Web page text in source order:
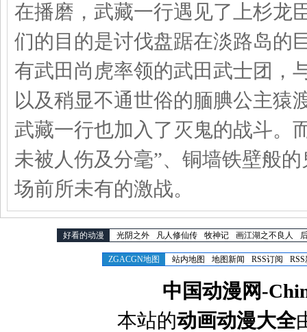
在播磨，武藏一行遇见了上杉
们的目的是讨伐盘踞在淡路岛的
有武田尚虎率领的武田武士团，
以及稍显不通世俗的腼腆公主猿
武藏一行也加入了灭鬼的战斗。
未被人伤及分毫”、铜墙铁壁般
场前所未有的激战。
好看的动漫 光阴之外 凡人修仙传 牧神记 画江湖之不良人
ZGACGN地图 站内地图 地图新闻 RSS订阅
中国动漫网-
本站的动画动漫大全